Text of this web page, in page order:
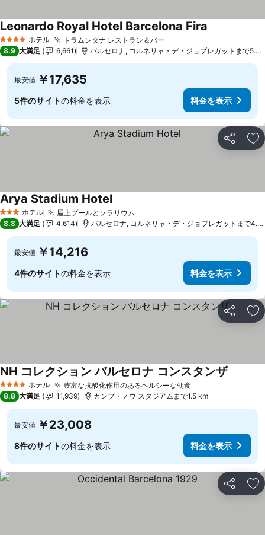
4 ホテルのランク
ホテル トラムンタナ レストラン＆バー
Leonardo Royal Hotel Barcelona Fira
8.9 大満足 6,661 バルセロナ, コルネリャ・デ・ジョブレガットまで5.7
最安値 ￥17,635
5件のサイトの料金を表示 料金を表示
シェア お
3 ホテルのランク
ホテル 屋上プールとソラリウム
Arya Stadium Hotel料金を表示
8.8 大満足 4,614 バルセロナ, コルネリャ・デ・ジョブレガットまで4.9
最安値 ￥14,216
4件のサイトの料金を表示 料金を表示
シェア お
4 ホテルのランク
ホテル 豊富な抗酸化作用のあるヘルシーな朝食料金を表示
NH コレクション バルセロナ コンスタンザ
8.8 大満足 11,939 カンプ・ノウ スタジアムまで1.5 km
最安値 ￥23,008
8件のサイトの料金を表示 料金を表示
シェア お